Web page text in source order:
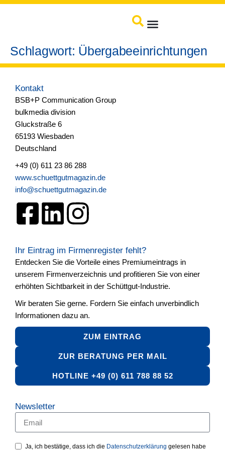
Schlagwort: Übergabeeinrichtungen
Kontakt
BSB+P Communication Group
bulkmedia division
Gluckstraße 6
65193 Wiesbaden
Deutschland
+49 (0) 611 23 86 288
www.schuettgutmagazin.de
info@schuettgutmagazin.de
Ihr Eintrag im Firmenregister fehlt?
Entdecken Sie die Vorteile eines Premiumeintrags in
unserem Firmenverzeichnis und profitieren Sie von einer
erhöhten Sichtbarkeit in der Schüttgut-Industrie.
Wir beraten Sie gerne. Fordern Sie einfach unverbindlich
Informationen dazu an.
ZUM EINTRAG
ZUR BERATUNG PER MAIL
HOTLINE +49 (0) 611 788 88 52
Newsletter
Ja, ich bestätige, dass ich die Datenschutzerklärung gelesen habe